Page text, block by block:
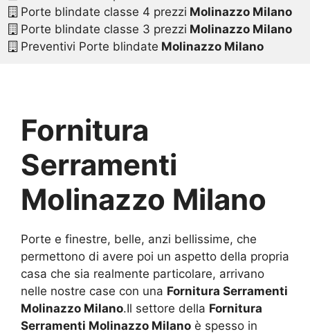
Porte blindate classe 4 prezzi Molinazzo Milano
Porte blindate classe 3 prezzi Molinazzo Milano
Preventivi Porte blindate Molinazzo Milano
Fornitura
Serramenti
Molinazzo Milano
Porte e finestre, belle, anzi bellissime, che
permettono di avere poi un aspetto della propria
casa che sia realmente particolare, arrivano
nelle nostre case con una Fornitura Serramenti
Molinazzo Milano.Il settore della Fornitura
Serramenti Molinazzo Milano è spesso in